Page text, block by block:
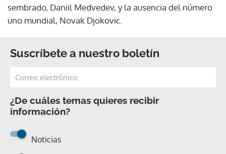
sembrado, Daniil Medvedev, y la ausencia del número
uno mundial, Novak Djokovic.
Suscríbete a nuestro boletín
¿De cuáles temas quieres recibir
información?
Noticias